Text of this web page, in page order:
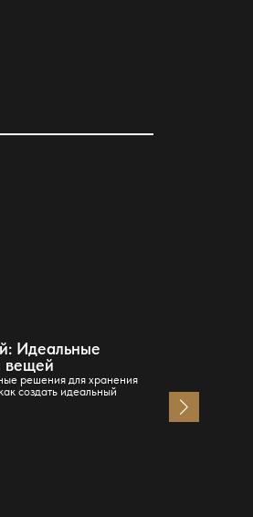
Идеальные
вещей
решения для хранения
создать идеальный
Модульные
Читать →